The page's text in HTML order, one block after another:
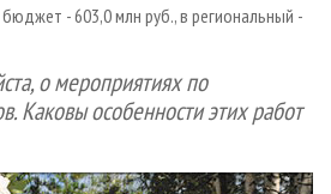
- 603,0 млн руб., в региональный -
о мероприятиях по
Каковы особенности этих работ